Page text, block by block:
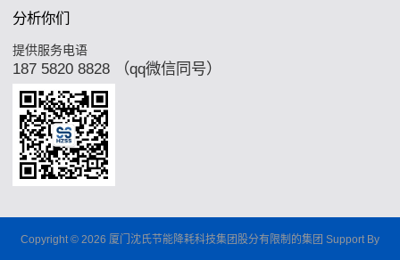
分析你们
提供服务电语
187 5820 8828 （qq微信同号）
Copyright © 2026 厦门沈氏节能降耗科技集团股分有限制的集团 Support By